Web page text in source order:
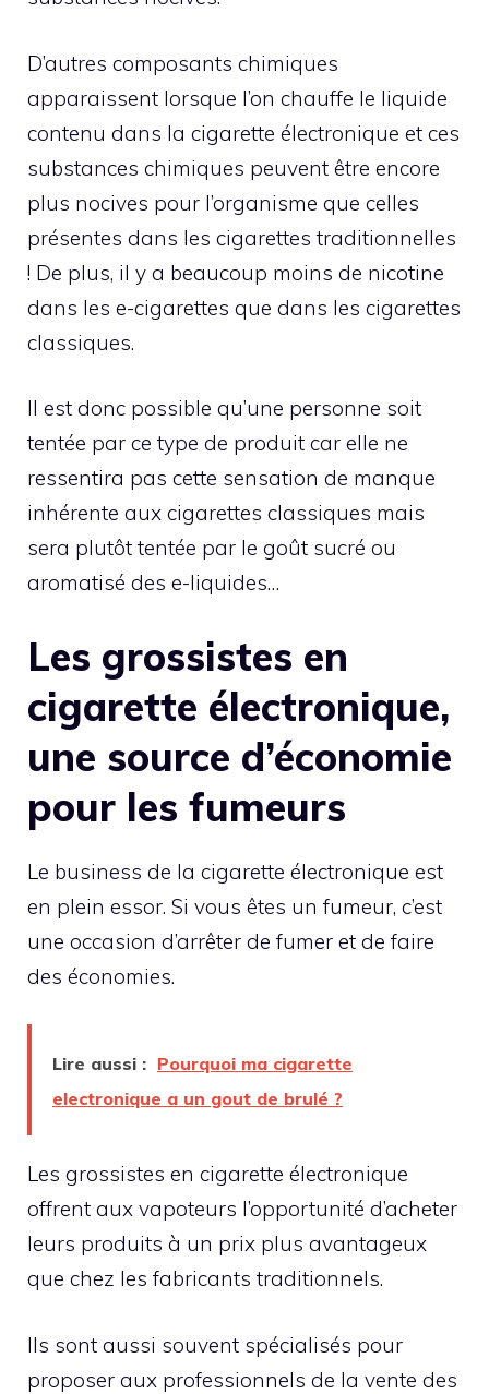
D’autres composants chimiques
apparaissent lorsque l’on chauffe le liquide
contenu dans la cigarette électronique et ces
substances chimiques peuvent être encore
plus nocives pour l’organisme que celles
présentes dans les cigarettes traditionnelles
! De plus, il y a beaucoup moins de nicotine
dans les e-cigarettes que dans les cigarettes
classiques.
Il est donc possible qu’une personne soit
tentée par ce type de produit car elle ne
ressentira pas cette sensation de manque
inhérente aux cigarettes classiques mais
sera plutôt tentée par le goût sucré ou
aromatisé des e-liquides…
Les grossistes en
cigarette électronique,
une source d’économie
pour les fumeurs
Le business de la cigarette électronique est
en plein essor. Si vous êtes un fumeur, c’est
une occasion d’arrêter de fumer et de faire
des économies.
Lire aussi : Pourquoi ma cigarette
electronique a un gout de brulé ?
Les grossistes en cigarette électronique
offrent aux vapoteurs l’opportunité d’acheter
leurs produits à un prix plus avantageux
que chez les fabricants traditionnels.
Ils sont aussi souvent spécialisés pour
proposer aux professionnels de la vente des